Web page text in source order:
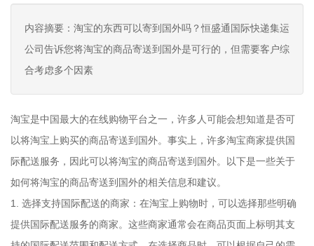
内容摘要：淘宝的东西可以寄到国外吗？恒盛通国际快递集运
公司告诉您将淘宝的商品寄送到国外是可行的，但需要客户综
合考虑多个因素
淘宝是中国最大的在线购物平台之一，许多人可能会想知道是否可
以将淘宝上购买的商品寄送到国外。事实上，许多淘宝商家提供国
际配送服务，因此可以将淘宝的商品寄送到国外。以下是一些关于
如何将淘宝的商品寄送到国外的相关信息和建议。
1. 选择支持国际配送的商家：在淘宝上购物时，可以选择那些明确
提供国际配送服务的商家。这些商家通常会在商品页面上标明其支